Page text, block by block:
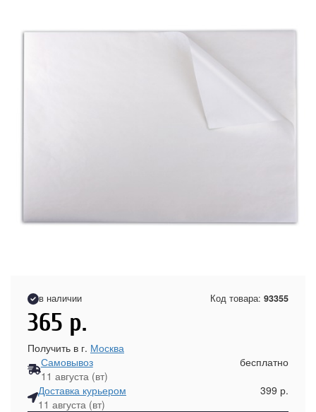
в наличии Код товара: 93355
365 р.
Получить в г. Москва
Самовывоз
11 августа (вт)
бесплатно
Доставка курьером
11 августа (вт)
399 р.